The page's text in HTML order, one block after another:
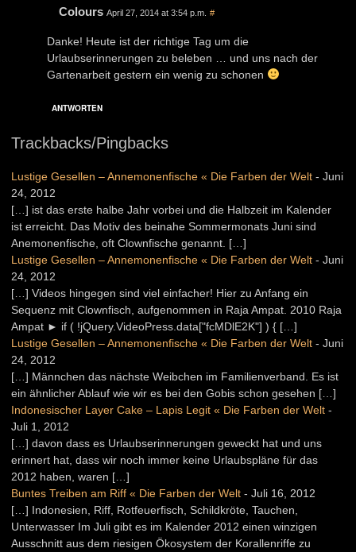
Colours April 27, 2014 at 3:54 p.m. #
Danke! Heute ist der richtige Tag um die
Urlaubserinnerungen zu beleben … und uns nach der
Gartenarbeit gestern ein wenig zu schonen
ANTWORTEN
Trackbacks/Pingbacks
Lustige Gesellen – Annemonenfische « Die Farben der Welt - Juni
24, 2012
[…] ist das erste halbe Jahr vorbei und die Halbzeit im Kalender
ist erreicht. Das Motiv des beinahe Sommermonats Juni sind
Anemonenfische, oft Clownfische genannt. […]
Lustige Gesellen – Annemonenfische « Die Farben der Welt - Juni
24, 2012
[…] Videos hingegen sind viel einfacher! Hier zu Anfang ein
Sequenz mit Clownfisch, aufgenommen in Raja Ampat. 2010 Raja
Ampat ► if ( !jQuery.VideoPress.data["fcMDlE2K"] ) { […]
Lustige Gesellen – Annemonenfische « Die Farben der Welt - Juni
24, 2012
[…] Männchen das nächste Weibchen im Familienverband. Es ist
ein ähnlicher Ablauf wie wir es bei den Gobis schon gesehen […]
Indonesischer Layer Cake – Lapis Legit « Die Farben der Welt -
Juli 1, 2012
[…] davon dass es Urlaubserinnerungen geweckt hat und uns
erinnert hat, dass wir noch immer keine Urlaubspläne für das
2012 haben, waren […]
Buntes Treiben am Riff « Die Farben der Welt - Juli 16, 2012
[…] Indonesien, Riff, Rotfeuerfisch, Schildkröte, Tauchen,
Unterwasser Im Juli gibt es im Kalender 2012 einen winzigen
Ausschnitt aus dem riesigen Ökosystem der Korallenriffe zu